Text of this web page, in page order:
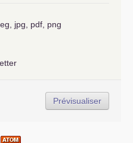
jpg, pdf, png